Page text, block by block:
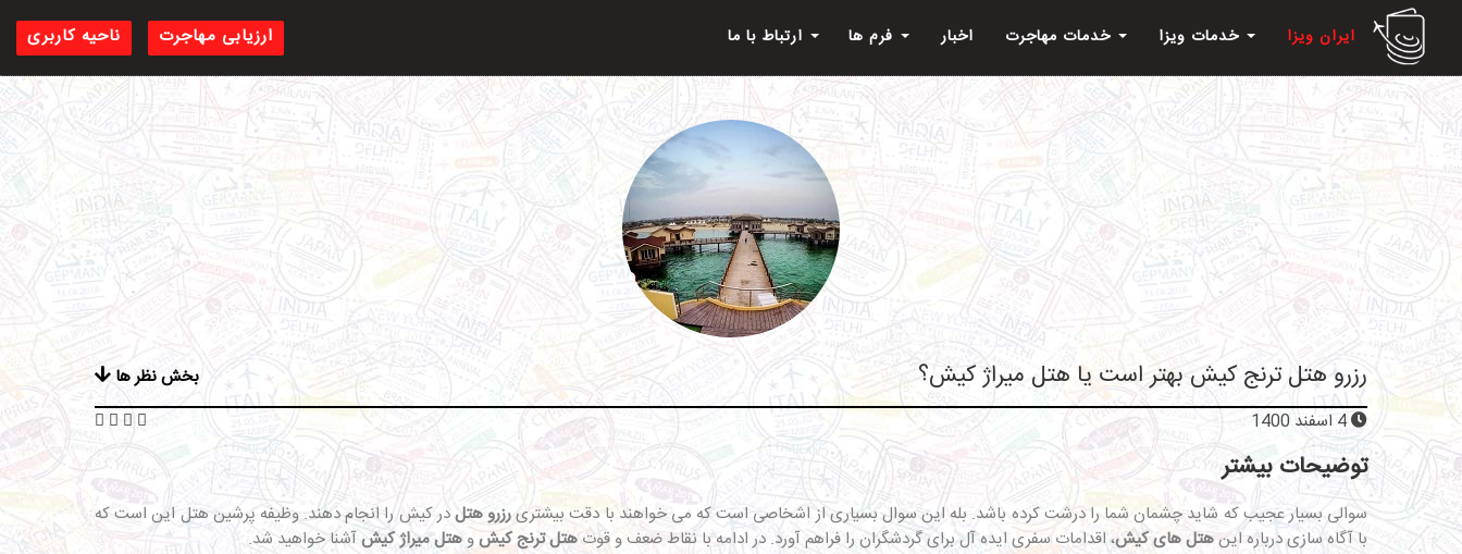
ناحیه کاربری ارزیابی مهاجرت ایران ویزا اخبار
رزرو هتل ترنج کیش بهتر است یا هتل میراژ کیش؟
بخش نظر ها
توضیحات بیشتر
سوالی بسیار عجیب که شاید چشمان شما را درشت کرده باشد. بله این سوال بسیاری از اشخاصی است که می خواهند با دقت بیشتریرزرو هتلدر کیش را انجام دهند. وظیفه پرشین هتل این است که
با آگاه سازی درباره اینهتل های کیش، اقدامات سفری ایده آل برای گردشگران را فراهم آورد. در ادامه با نقاط ضعف و قوتهتل ترنج کیشوهتل میراژ کیشآشنا خواهید شد.